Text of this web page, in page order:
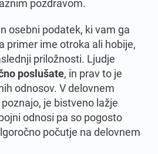
pozdravom.
osebni podatek, ki vam ga
primer ime otroka ali hobije,
priložnosti. Ljudje
poslušate, in prav to je
odnosov. V delovnem
je bistveno lažje
odnosi pa so pogosto
počutje na delovnem